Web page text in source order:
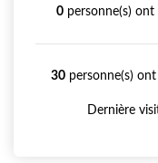
0 personne(s)
30 personne(s)
Dernière